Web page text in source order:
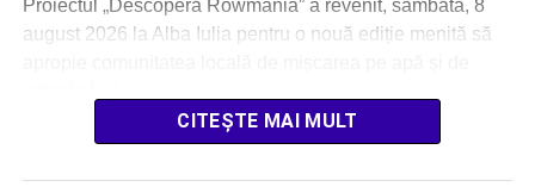
Proiectul „Descoperă Rowmania” a revenit, sâmbătă, 8
august 2026 la Alba Iulia pentru o nouă ediție menită să
CITEȘTE MAI MULT